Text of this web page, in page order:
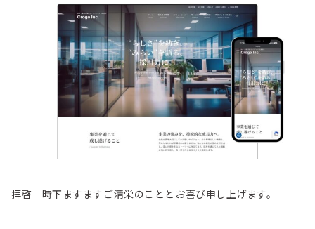
拝啓 時下ますますご清栄のこととお喜び申し上げます。